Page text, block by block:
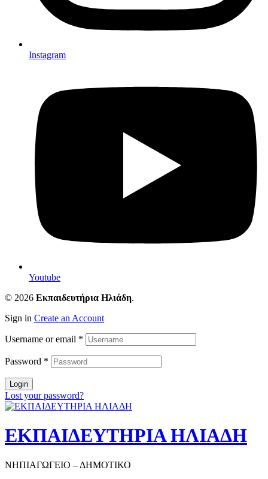
Instagram
Youtube
© 2026 Εκπαιδευτήρια Ηλιάδη.
Sign in Create an Account
Username or email *
Password *
Login
Lost your password?
ΕΚΠΑΙΔΕΥΤΗΡΙΑ ΗΛΙΑΔΗ
ΝΗΠΙΑΓΩΓΕΙΟ – ΔΗΜΟΤΙΚΟ